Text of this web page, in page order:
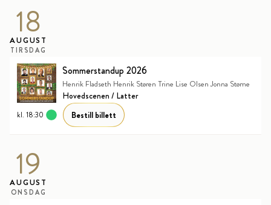
18
AUGUST
TIRSDAG
Sommerstandup 2026
Henrik Fladseth Henrik Støren Trine Lise Olsen Jonna Støme
Hovedscenen / Latter
kl. 18:30 Bestill billett
19
AUGUST
ONSDAG